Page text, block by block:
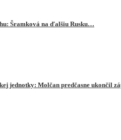
Šramková na ďalšiu Rusku…
jednotky: Molčan predčasne ukončil